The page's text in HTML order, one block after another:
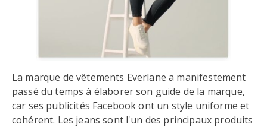
La marque de vêtements Everlane a manifestement
passé du temps à élaborer son guide de la marque,
car ses publicités Facebook ont un style uniforme et
cohérent. Les jeans sont l'un des principaux produits